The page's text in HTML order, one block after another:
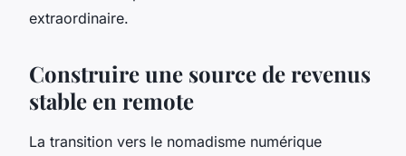
extraordinaire.
Construire une source de revenus
stable en remote
La transition vers le nomadisme numérique